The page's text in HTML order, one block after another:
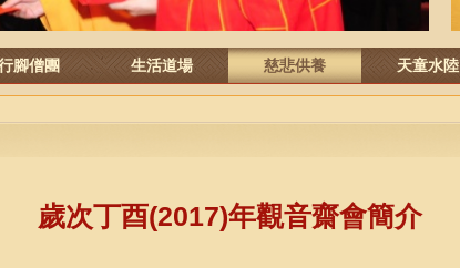
腳僧團 生活道場 慈悲供養 天童水陸
歲次丁酉(2017)年觀音齋會簡介